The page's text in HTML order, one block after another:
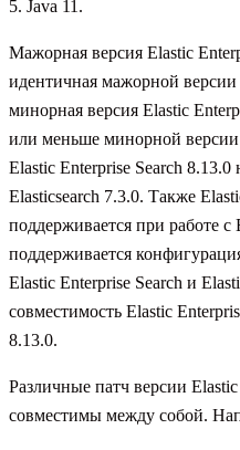
5. Java 11.
Мажорная версия Elastic
идентичная мажорной
минорная версия Elastic
или меньше минорной
Elastic Enterprise Search 8.13.0
Elasticsearch 7.3.0. Также
поддерживается при работе с
поддерживается
Elastic Enterprise Search и
совместимость Elastic
8.13.0.
Различные патч версии
совместимы между собой.